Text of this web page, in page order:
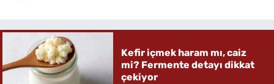
Kefir içmek haram mı, caiz
mi? Fermente detayı dikkat
çekiyor